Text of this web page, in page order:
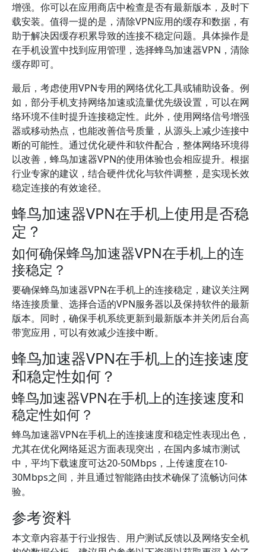
增强。你可以在应用商店中检查是否有最新版本，及时下
载安装。值得一提的是，清除VPN应用的缓存和数据，有
助于解决因缓存积累导致的连接不稳定问题。具体操作是
在手机设置中找到应用管理，选择蜂鸟加速器VPN，清除
缓存即可。
最后，考虑使用VPN专用的网络优化工具或辅助设备。例
如，部分手机支持网络加速或流量优先级设置，可以在网
络环境不佳时提升连接稳定性。此外，使用网络信号增强
器或移动热点，也能改善信号质量，从源头上减少连接中
断的可能性。通过优化硬件和软件配合，整体网络环境得
以改善，蜂鸟加速器VPN的使用体验也会相应提升。根据
行业专家的建议，结合硬件优化与软件调整，是实现长效
稳定连接的有效途径。
蜂鸟加速器VPN在手机上使用是否稳
定？
如何确保蜂鸟加速器VPN在手机上的连
接稳定？
要确保蜂鸟加速器VPN在手机上的连接稳定，建议关注网
络连接质量、选择合适的VPN服务器以及保持软件的最新
版本。同时，确保手机系统更新到最新版本并关闭后台高
带宽应用，可以有效减少连接中断。
蜂鸟加速器VPN在手机上的连接速度
和稳定性如何？
蜂鸟加速器VPN在手机上的连接速度和
稳定性如何？
蜂鸟加速器VPN在手机上的连接速度和稳定性表现出色，
尤其在优化网络延迟方面表现突出，在国内多城市测试
中，平均下载速度可达20-50Mbps，上传速度在10-
30Mbps之间，并且通过智能路由技术确保了流畅访问体
验。
参考资料
本文章内容基于行业报告、用户测试反馈以及网络安全机